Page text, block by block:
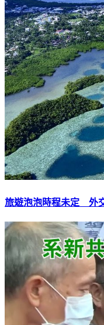
旅遊泡泡時程未定 外